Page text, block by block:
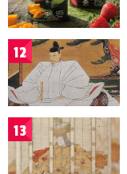
12
13